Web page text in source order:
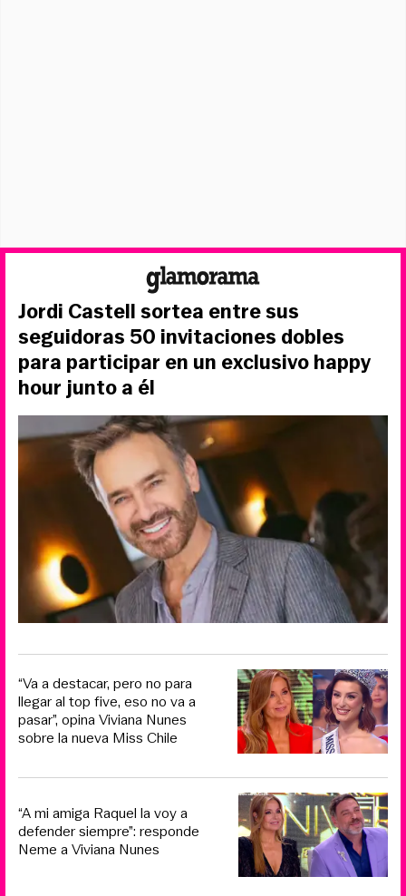
Jordi Castell sortea entre sus
seguidoras 50 invitaciones dobles
para participar en un exclusivo happy
hour junto a él
“Va a destacar, pero no para
llegar al top five, eso no va a
pasar”, opina Viviana Nunes
sobre la nueva Miss Chile
“A mi amiga Raquel la voy a
defender siempre”: responde
Neme a Viviana Nunes